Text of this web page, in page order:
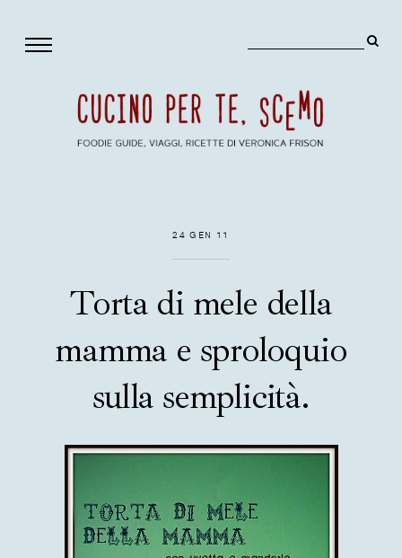
24 GEN 11
Torta di mele della
mamma e sproloquio
sulla semplicità.